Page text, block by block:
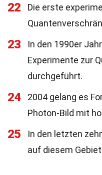
22
Die erste
23
In den 1990er
Experimente zur
durchgeführt.
24
2004 gelang es
Photon-Bild mit
25
In den letzten
auf diesem